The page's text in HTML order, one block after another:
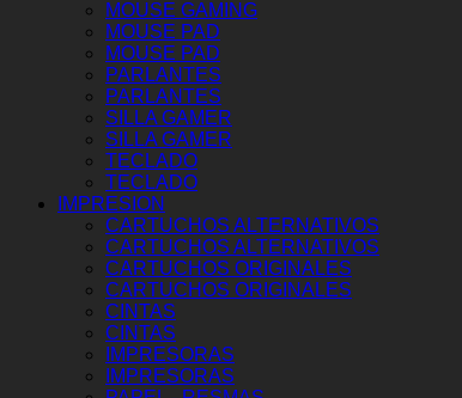
MOUSE GAMING
MOUSE PAD
MOUSE PAD
PARLANTES
PARLANTES
SILLA GAMER
SILLA GAMER
TECLADO
TECLADO
IMPRESION
CARTUCHOS ALTERNATIVOS
CARTUCHOS ALTERNATIVOS
CARTUCHOS ORIGINALES
CARTUCHOS ORIGINALES
CINTAS
CINTAS
IMPRESORAS
IMPRESORAS